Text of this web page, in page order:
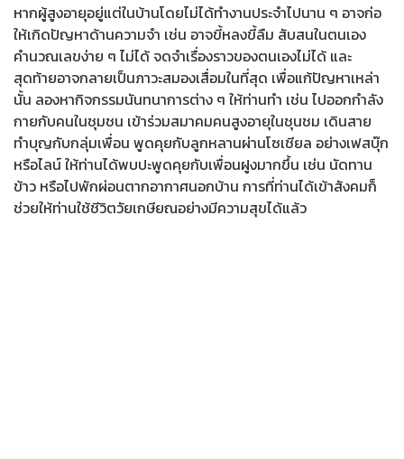
หากผู้สูงอายุอยู่แต่ในบ้านโดยไม่ได้ทำงานประจำไปนาน ๆ อาจก่อ
ให้เกิดปัญหาด้านความจำ เช่น อาจขี้หลงขี้ลืม สับสนในตนเอง
คำนวณเลขง่าย ๆ ไม่ได้ จดจำเรื่องราวของตนเองไม่ได้ และ
สุดท้ายอาจกลายเป็นภาวะสมองเสื่อมในที่สุด เพื่อแก้ปัญหาเหล่า
นั้น ลองหากิจกรรมนันทนาการต่าง ๆ ให้ท่านทำ เช่น ไปออกกำลัง
กายกับคนในชุมชน เข้าร่วมสมาคมคนสูงอายุในชุนชม เดินสาย
ทำบุญกับกลุ่มเพื่อน พูดคุยกับลูกหลานผ่านโซเชียล อย่างเฟสบุ๊ก
หรือไลน์ ให้ท่านได้พบปะพูดคุยกับเพื่อนฝูงมากขึ้น เช่น นัดทาน
ข้าว หรือไปพักผ่อนตากอากาศนอกบ้าน การที่ท่านได้เข้าสังคมก็
ช่วยให้ท่านใช้ชีวิตวัยเกษียณอย่างมีความสุขได้แล้ว